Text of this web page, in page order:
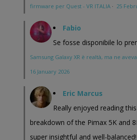
firmware per Quest - VR ITALIA · 25
Fabio
Se fosse disponibile lo
Samsung Galaxy XR è realtà, ma ne
16 January 2026
Eric Marcus
Really enjoyed reading
breakdown of the Pimax 5K and
super insightful and well-